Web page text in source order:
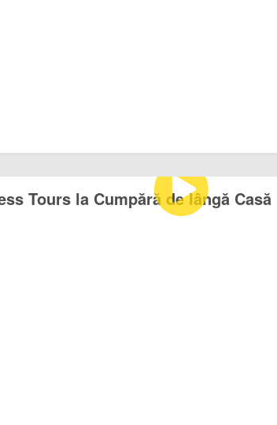
Tours la Cumpără de lângă Casă